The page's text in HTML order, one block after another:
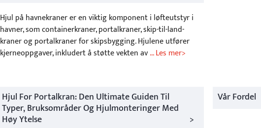
Hjul på havnekraner er en viktig komponent i løfteutstyr i
havner, som containerkraner, portalkraner, skip-til-land-
kraner og portalkraner for skipsbygging. Hjulene utfører
kjerneoppgaver, inkludert å støtte vekten av... Les mer>
Hjul For Portalkran: Den Ultimate Guiden Til
Typer, Bruksområder Og Hjulmonteringer Med
Høy Ytelse >
Vår Fordel